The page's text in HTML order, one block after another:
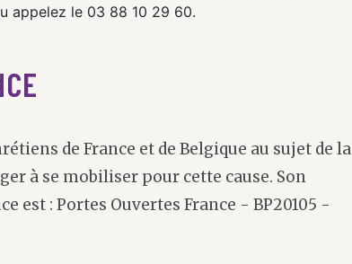
appelez le 03 88 10 29 60.
de France et de Belgique au sujet de la
à se mobiliser pour cette cause. Son
est : Portes Ouvertes France - BP20105 -